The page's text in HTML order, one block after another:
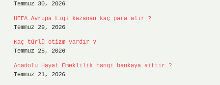
Temmuz 30, 2026
UEFA Avrupa Ligi kazanan kaç para alır ?
Temmuz 29, 2026
Kaç türlü otizm vardır ?
Temmuz 25, 2026
Anadolu Hayat Emeklilik hangi bankaya aittir ?
Temmuz 21, 2026